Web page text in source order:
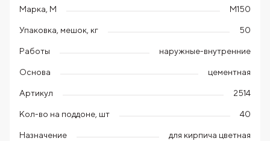
Марка, М М150
Упаковка, мешок, кг 50
Работы наружные-внутренние
Основа цементная
Артикул 2514
Кол-во на поддоне, шт 40
Назначение для кирпича цветная